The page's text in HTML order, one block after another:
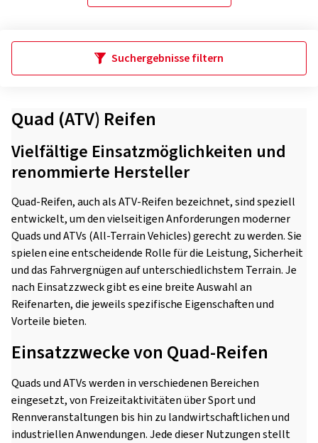
Suchergebnisse filtern
Quad (ATV) Reifen
Vielfältige Einsatzmöglichkeiten und
renommierte Hersteller
Quad-Reifen, auch als ATV-Reifen bezeichnet, sind speziell
entwickelt, um den vielseitigen Anforderungen moderner
Quads und ATVs (All-Terrain Vehicles) gerecht zu werden. Sie
spielen eine entscheidende Rolle für die Leistung, Sicherheit
und das Fahrvergnügen auf unterschiedlichstem Terrain. Je
nach Einsatzzweck gibt es eine breite Auswahl an
Reifenarten, die jeweils spezifische Eigenschaften und
Vorteile bieten.
Einsatzzwecke von Quad-Reifen
Quads und ATVs werden in verschiedenen Bereichen
eingesetzt, von Freizeitaktivitäten über Sport und
Rennveranstaltungen bis hin zu landwirtschaftlichen und
industriellen Anwendungen. Jede dieser Nutzungen stellt